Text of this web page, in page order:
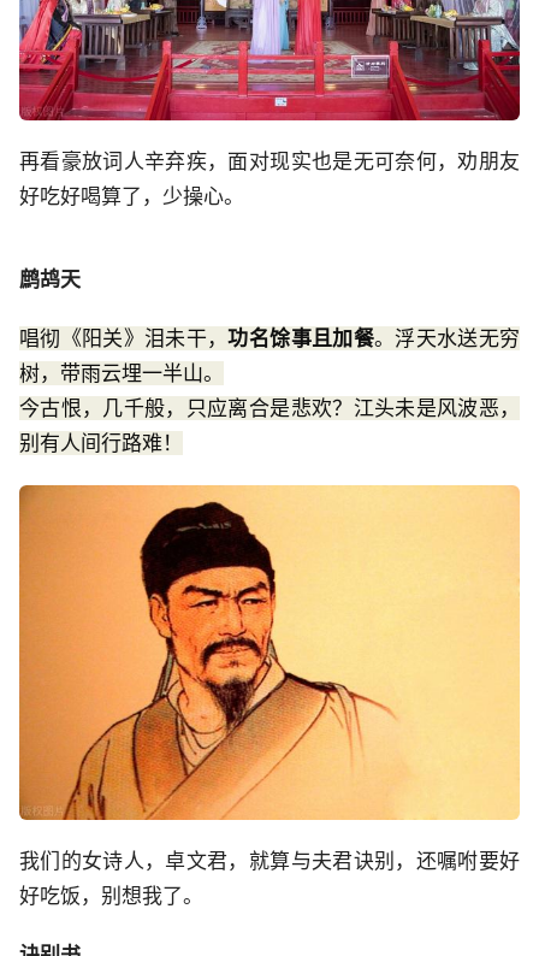
再看豪放词人辛弃疾，面对现实也是无可奈何，劝朋友
好吃好喝算了，少操心。
鹧鸪天
唱彻《阳关》泪未干，功名馀事且加餐。浮天水送无穷
树，带雨云埋一半山。
今古恨，几千般，只应离合是悲欢？江头未是风波恶，
别有人间行路难！
我们的女诗人，卓文君，就算与夫君诀别，还嘱咐要好
好吃饭，别想我了。